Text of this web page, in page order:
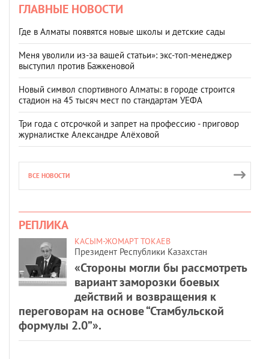
ГЛАВНЫЕ НОВОСТИ
Где в Алматы появятся новые школы и детские сады
Меня уволили из-за вашей статьи»: экс-топ-менеджер
выступил против Бажкеновой
Новый символ спортивного Алматы: в городе строится
стадион на 45 тысяч мест по стандартам УЕФА
Три года с отсрочкой и запрет на профессию - приговор
журналистке Александре Алёховой
ВСЕ НОВОСТИ
РЕПЛИКА
КАСЫМ-ЖОМАРТ ТОКАЕВ
Президент Республики Казахстан
«Стороны могли бы рассмотреть
вариант заморозки боевых
действий и возвращения к
переговорам на основе “Стамбульской
формулы 2.0”».